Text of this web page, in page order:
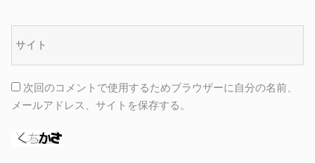
次回のコメントで使用するためブラウザーに自分の名前、
メールアドレス、サイトを保存する。